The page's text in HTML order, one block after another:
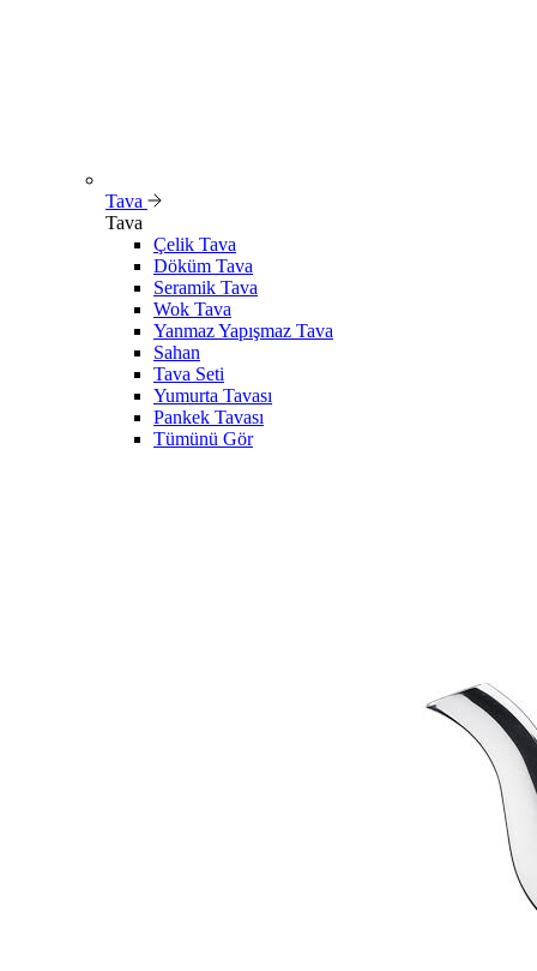
Tava
Tava
Çelik Tava
Döküm Tava
Seramik Tava
Wok Tava
Yanmaz Yapışmaz Tava
Sahan
Tava Seti
Yumurta Tavası
Pankek Tavası
Tümünü Gör